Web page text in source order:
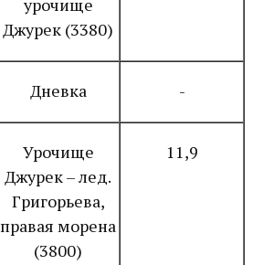
урочище
Джурек (3380)
Дневка -
Урочище
Джурек – лед.
Григорьева,
правая морена
(3800)
11,9